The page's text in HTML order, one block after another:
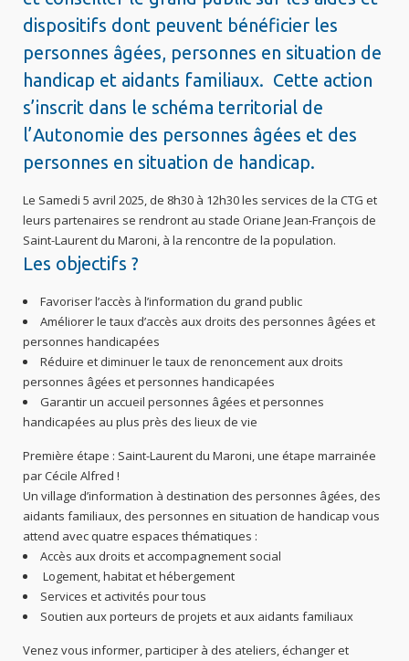
dispositifs dont peuvent bénéficier les
personnes âgées, personnes en situation de
handicap et aidants familiaux. Cette action
s’inscrit dans le schéma territorial de
l’Autonomie des personnes âgées et des
personnes en situation de handicap.
Le Samedi 5 avril 2025, de 8h30 à 12h30 les services de la CTG et
leurs partenaires se rendront au stade Oriane Jean-François de
Saint-Laurent du Maroni, à la rencontre de la population.
Les objectifs ?
Favoriser l’accès à l’information du grand public
Améliorer le taux d’accès aux droits des personnes âgées et
personnes handicapées
Réduire et diminuer le taux de renoncement aux droits
personnes âgées et personnes handicapées
Garantir un accueil personnes âgées et personnes
handicapées au plus près des lieux de vie
Première étape : Saint-Laurent du Maroni, une étape marrainée
par Cécile Alfred !
Un village d’information à destination des personnes âgées, des
aidants familiaux, des personnes en situation de handicap vous
attend avec quatre espaces thématiques :
Accès aux droits et accompagnement social
Logement, habitat et hébergement
Services et activités pour tous
Soutien aux porteurs de projets et aux aidants familiaux
Venez vous informer, participer à des ateliers, échanger et